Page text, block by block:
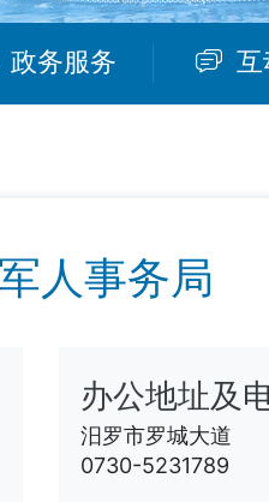
政务服务 互
人事务局
办公地址及
汨罗市罗城大道
0730-5231789